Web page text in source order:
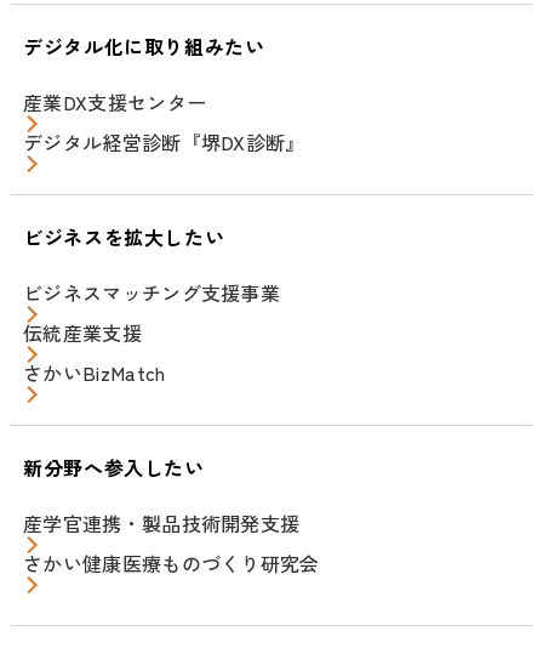
デジタル化に取り組みたい
産業DX支援センター
デジタル経営診断『堺DX診断』
ビジネスを拡大したい
ビジネスマッチング支援事業
伝統産業支援
さかいBizMatch
新分野へ参入したい
産学官連携・製品技術開発支援
さかい健康医療ものづくり研究会